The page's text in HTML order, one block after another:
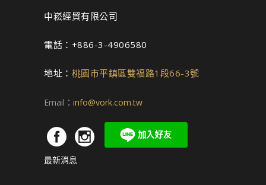
中崧經貿有限公司
電話：+886-3-4906580
地址： 桃園市平鎮區雙福路1段66-3號
Email： info@vork.com.tw
最新消息